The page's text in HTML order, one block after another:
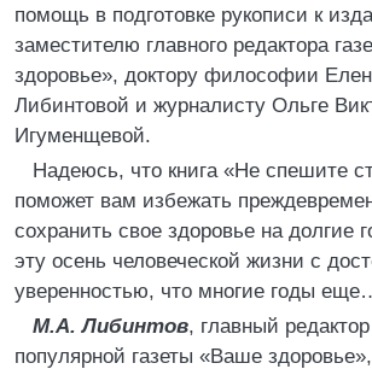
помощь в подготовке рукописи к
заместителю главного редактора
здоровье», доктору философии
Либинтовой и журналисту Ольге
Игуменщевой.
Надеюсь, что книга «Не спешите
поможет вам избежать
сохранить свое здоровье на долгие
эту осень человеческой жизни с
уверенностью, что многие годы
М.А. Либинтов, главный
популярной газеты «Ваше